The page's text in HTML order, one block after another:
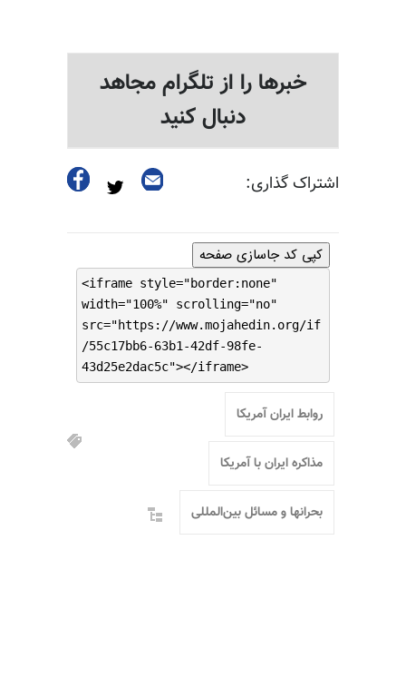
خبرها را از تلگرام مجاهد
دنبال کنید
اشتراک گذاری:
کپی کد جاسازی صفحه
<iframe style="border:none"
width="100%" scrolling="no"
src="https://www.mojahedin.org/if
/55c17bb6-63b1-42df-98fe-
43d25e2dac5c"></iframe>
روابط ایران آمریکا
مذاکره ایران با آمریکا
بحرانها و مسائل بین‌المللی